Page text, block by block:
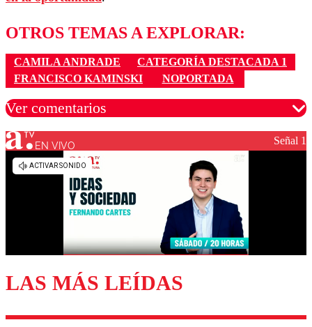
OTROS TEMAS A EXPLORAR:
CAMILA ANDRADE
CATEGORÍA DESTACADA 1
FRANCISCO KAMINSKI
NOPORTADA
Ver comentarios
Los comentarios son moderados para garantizar un
diálogo respetuoso.
Enviar comentario
EN VIVO Señal 1
LAS MÁS LEÍDAS